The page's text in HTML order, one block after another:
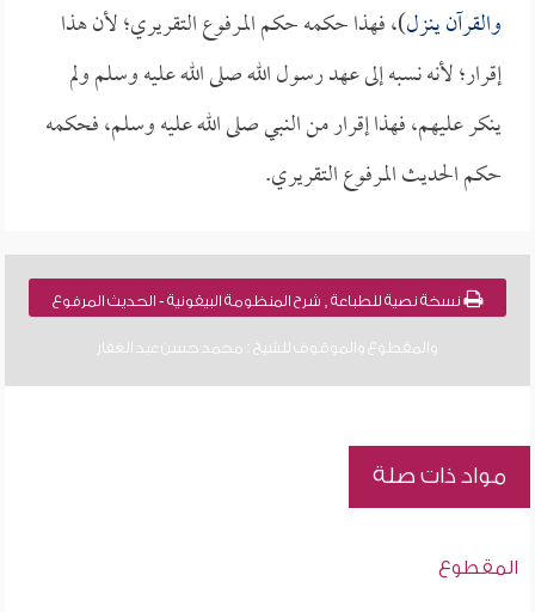
والقرآن ينزل)، فهذا حكمه حكم المرفوع التقريري؛ لأن هذا
إقرار؛ لأنه نسبه إلى عهد رسول الله صلى الله عليه وسلم ولم
ينكر عليهم، فهذا إقرار من النبي صلى الله عليه وسلم، فحكمه
حكم الحديث المرفوع التقريري.
نسخة نصية للطباعة , شرح المنظومة البيقونية - الحديث المرفوع
والمقطوع والموقوف للشيخ : محمد حسن عبد الغفار
مواد ذات صلة
المقطوع